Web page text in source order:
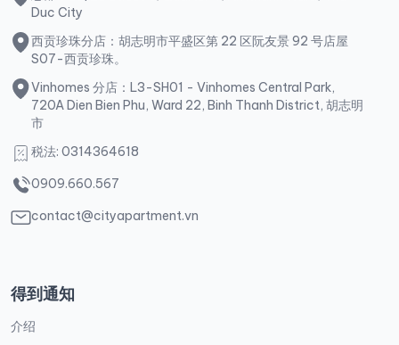
Duc City
西贡珍珠分店：胡志明市平盛区第 22 区阮友景 92 号店屋
S07-西贡珍珠。
Vinhomes 分店：L3-SH01 - Vinhomes Central Park,
720A Dien Bien Phu, Ward 22, Binh Thanh District, 胡志明
市
税法: 0314364618
0909.660.567
contact@cityapartment.vn
得到通知
介绍